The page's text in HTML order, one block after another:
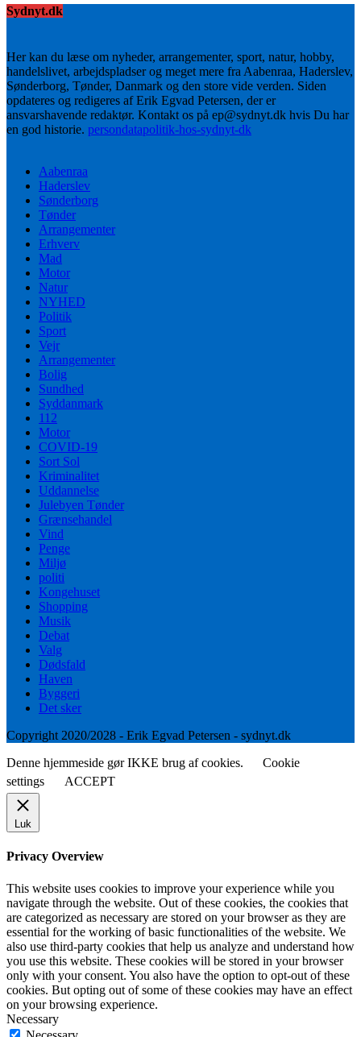
Sydnyt.dk
Her kan du læse om nyheder, arrangementer, sport, natur, hobby,
handelslivet, arbejdspladser og meget mere fra Aabenraa, Haderslev,
Sønderborg, Tønder, Danmark og den store vide verden. Siden
opdateres og redigeres af Erik Egvad Petersen, der er
ansvarshavende redaktør. Kontakt os på ep@sydnyt.dk hvis Du har
en god historie. persondatapolitik-hos-sydnyt-dk
Aabenraa
Haderslev
Sønderborg
Tønder
Arrangementer
Erhverv
Mad
Motor
Natur
NYHED
Politik
Sport
Vejr
Arrangementer
Bolig
Sundhed
Syddanmark
112
Motor
COVID-19
Sort Sol
Kriminalitet
Uddannelse
Julebyen Tønder
Grænsehandel
Vind
Penge
Miljø
politi
Kongehuset
Shopping
Musik
Debat
Valg
Dødsfald
Haven
Byggeri
Det sker
Copyright 2020/2028 - Erik Egvad Petersen - sydnyt.dk
Denne hjemmeside gør IKKE brug af cookies.
Cookie
settings
ACCEPT
Luk
Privacy Overview
This website uses cookies to improve your experience while you
navigate through the website. Out of these cookies, the cookies that
are categorized as necessary are stored on your browser as they are
essential for the working of basic functionalities of the website. We
also use third-party cookies that help us analyze and understand how
you use this website. These cookies will be stored in your browser
only with your consent. You also have the option to opt-out of these
cookies. But opting out of some of these cookies may have an effect
on your browsing experience.
Necessary